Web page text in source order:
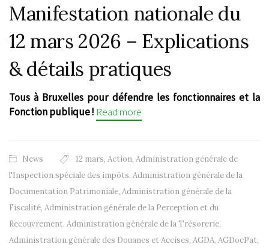
Manifestation nationale du
12 mars 2026 – Explications
& détails pratiques
Tous à Bruxelles pour défendre les fonctionnaires et la
Fonction publique ! Read more
News 12 mars, Action, Administration générale de
l'Inspection spéciale des impôts, Administration générale de la
Documentation Patrimoniale, Administration générale de la
Fiscalité, Administration générale de la Perception et du
Recouvrement, Administration générale de la Trésorerie,
Administration générale des Douanes et Accises, AGDA, AGDocPat,